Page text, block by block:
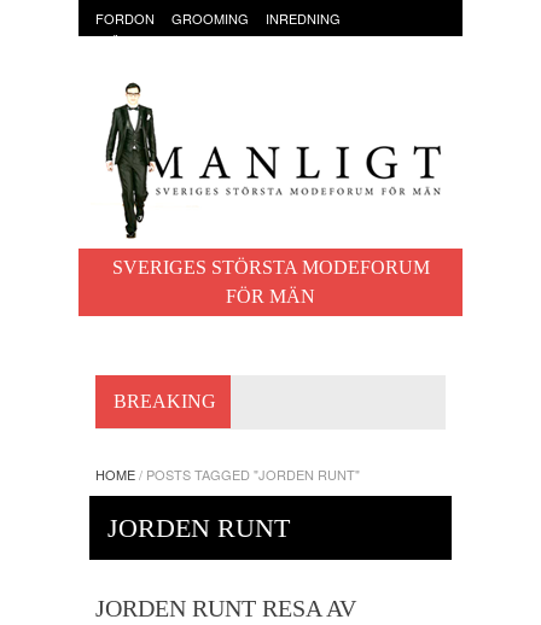
FORDON GROOMING
INREDNING
KLÄDER & ACCESSOARER
MAT OCH DRYCK
SVERIGES STÖRSTA MODEFORUM
FÖR MÄN
BREAKING
HOME/ POSTS TAGGED "JORDEN RUNT"
JORDEN RUNT
JORDEN RUNT RESA AV